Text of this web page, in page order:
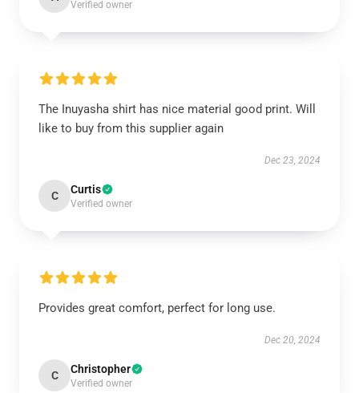
Verified owner
The Inuyasha shirt has nice material good print. Will
like to buy from this supplier again
Dec 23, 2024
C Curtis
Verified owner
Provides great comfort, perfect for long use.
Dec 20, 2024
C Christopher
Verified owner